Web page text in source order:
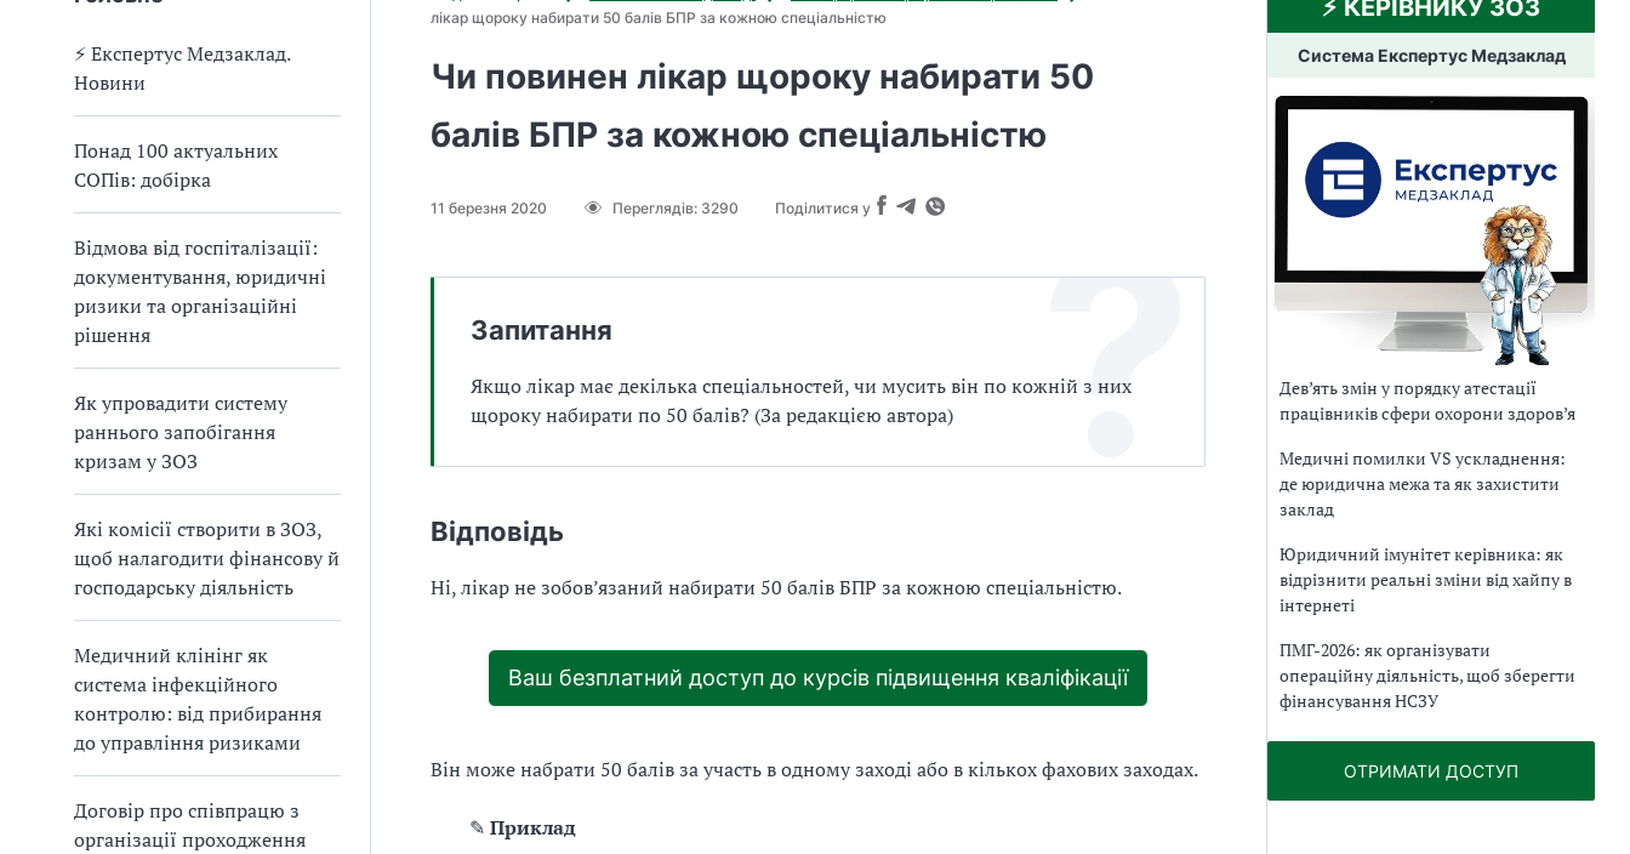
⚡️ Експертус Медзаклад.
Новини
Понад 100 актуальних
СОПів: добірка
Відмова від госпіталізації:
документування, юридичні
ризики та організаційні
рішення
Як упровадити систему
раннього запобігання
кризам у ЗОЗ
Які комісії створити в ЗОЗ,
щоб налагодити фінансову й
господарську діяльність
Медичний клінінг як
система інфекційного
контролю: від прибирання
до управління ризиками
Договір про співпрацю з
організації проходження
лікар щороку набирати 50 балів БПР за кожною спеціальністю
Чи повинен лікар щороку набирати 50
балів БПР за кожною спеціальністю
11 березня 2020 Переглядів: 3290 Поділитися у
Запитання
Якщо лікар має декілька спеціальностей, чи мусить він по кожній з них
щороку набирати по 50 балів? (За редакцією автора)
Відповідь
Ні, лікар не зобов’язаний набирати 50 балів БПР за кожною спеціальністю.
Ваш безплатний доступ до курсів підвищення кваліфікації
Він може набрати 50 балів за участь в одному заході або в кількох фахових заходах.
✎ Приклад
⚡️ КЕРІВНИКУ ЗОЗ
Система Експертус Медзаклад
Дев’ять змін у порядку атестації
працівників сфери охорони здоров’я
Медичні помилки VS ускладнення:
де юридична межа та як захистити
заклад
Юридичний імунітет керівника: як
відрізнити реальні зміни від хайпу в
інтернеті
ПМГ-2026: як організувати
операційну діяльність, щоб зберегти
фінансування НСЗУ
ОТРИМАТИ ДОСТУП